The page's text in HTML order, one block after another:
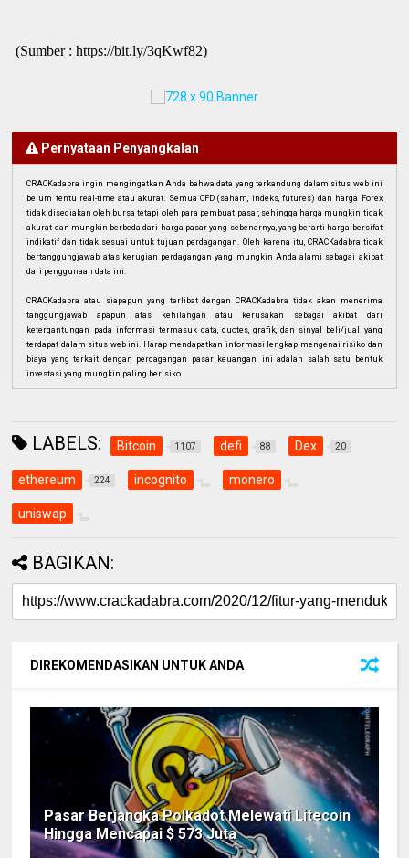
(Sumber : https://bit.ly/3qKwf82)
Pernyataan Penyangkalan
CRACKadabra ingin mengingatkan Anda bahwa data yang terkandung dalam situs web ini
belum tentu real-time atau akurat. Semua CFD (saham, indeks, futures) dan harga Forex
tidak disediakan oleh bursa tetapi oleh para pembuat pasar, sehingga harga mungkin tidak
akurat dan mungkin berbeda dari harga pasar yang sebenarnya, yang berarti harga bersifat
indikatif dan tidak sesuai untuk tujuan perdagangan. Oleh karena itu, CRACKadabra tidak
bertanggungjawab atas kerugian perdagangan yang mungkin Anda alami sebagai akibat
dari penggunaan data ini.
CRACKadabra atau siapapun yang terlibat dengan CRACKadabra tidak akan menerima
tanggungjawab apapun atas kehilangan atau kerusakan sebagai akibat dari
ketergantungan pada informasi termasuk data, quotes, grafik, dan sinyal beli/jual yang
terdapat dalam situs web ini. Harap mendapatkan informasi lengkap mengenai risiko dan
biaya yang terkait dengan perdagangan pasar keuangan, ini adalah salah satu bentuk
investasi yang mungkin paling berisiko.
LABELS: Bitcoin 1107 defi 88 Dex 20
ethereum 224 incognito monero
uniswap
BAGIKAN:
DIREKOMENDASIKAN UNTUK ANDA
Pasar Berjangka Polkadot Melewati Litecoin
Hingga Mencapai $ 573 Juta